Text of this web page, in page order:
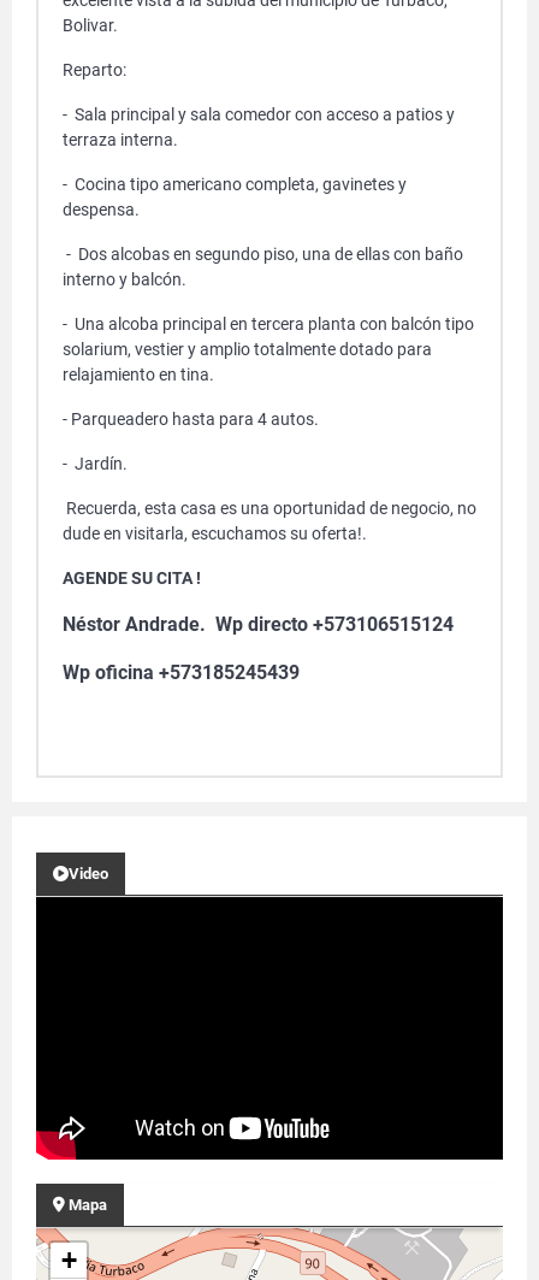
Bolivar.
Reparto:
- Sala principal y sala comedor con acceso a patios y
terraza interna.
- Cocina tipo americano completa, gavinetes y
despensa.
- Dos alcobas en segundo piso, una de ellas con baño
interno y balcón.
- Una alcoba principal en tercera planta con balcón tipo
solarium, vestier y amplio totalmente dotado para
relajamiento en tina.
- Parqueadero hasta para 4 autos.
- Jardín.
Recuerda, esta casa es una oportunidad de negocio, no
dude en visitarla, escuchamos su oferta!.
AGENDE SU CITA !
Néstor Andrade. Wp directo +573106515124
Wp oficina +573185245439
Video
Mapa
+